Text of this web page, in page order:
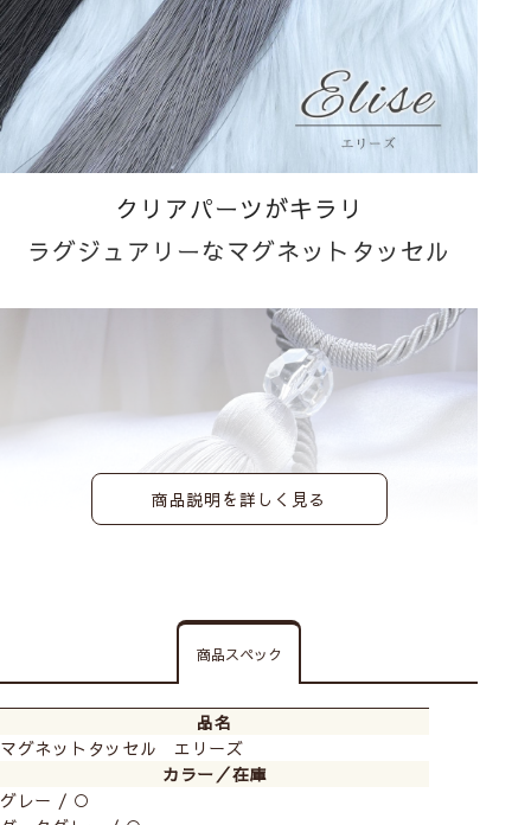
クリアパーツがキラリ
ラグジュアリーなマグネットタッセル
光沢のある滑らかな房とクリアパーツが上質で洗練され
商品説明を詳しく見る
商品スペック
品名
マグネットタッセル エリーズ
カラー／在庫
グレー / ○